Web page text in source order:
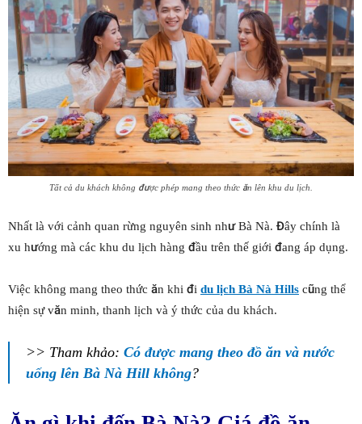
Tất cả du khách không được phép mang theo thức ăn lên khu du lịch.
Nhất là với cảnh quan rừng nguyên sinh như Bà Nà. Đây chính là
xu hướng mà các khu du lịch hàng đầu trên thế giới đang áp dụng.
Việc không mang theo thức ăn khi đi du lịch Bà Nà Hills cũng thể
hiện sự văn minh, thanh lịch và ý thức của du khách.
>> Tham khảo: Có được mang theo đồ ăn và nước
uống lên Bà Nà Hill không?